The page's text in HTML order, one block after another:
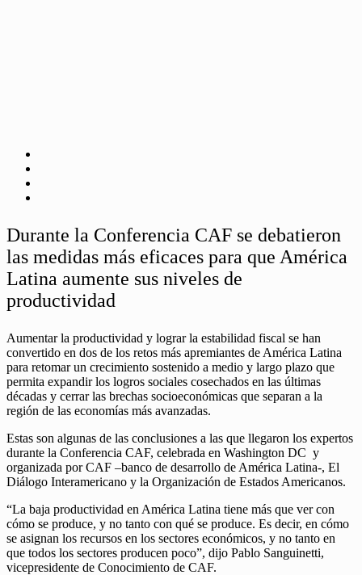
Durante la Conferencia CAF se debatieron
las medidas más eficaces para que América
Latina aumente sus niveles de
productividad
Aumentar la productividad y lograr la estabilidad fiscal se han
convertido en dos de los retos más apremiantes de América Latina
para retomar un crecimiento sostenido a medio y largo plazo que
permita expandir los logros sociales cosechados en las últimas
décadas y cerrar las brechas socioeconómicas que separan a la
región de las economías más avanzadas.
Estas son algunas de las conclusiones a las que llegaron los expertos
durante la Conferencia CAF, celebrada en Washington DC y
organizada por CAF –banco de desarrollo de América Latina-, El
Diálogo Interamericano y la Organización de Estados Americanos.
“La baja productividad en América Latina tiene más que ver con
cómo se produce, y no tanto con qué se produce. Es decir, en cómo
se asignan los recursos en los sectores económicos, y no tanto en
que todos los sectores producen poco”, dijo Pablo Sanguinetti,
vicepresidente de Conocimiento de CAF.